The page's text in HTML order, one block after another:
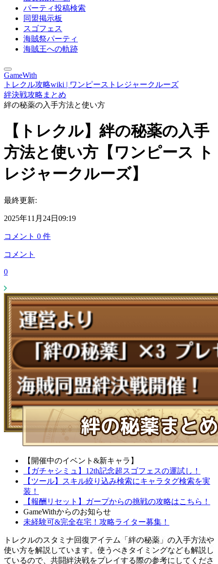
パーティ投稿検索
同盟掲示板
スゴフェス
海賊祭パーティ
海賊王への軌跡
GameWith
トレクル攻略wiki | ワンピーストレジャークルーズ
絆決戦攻略まとめ
絆の秘薬の入手方法と使い方
【トレクル】絆の秘薬の入手
方法と使い方【ワンピース ト
レジャークルーズ】
最終更新:
2025年11月24日09:19
コメント 0 件
コメント
0
【開催中のイベント&新キャラ】
【ガチャシミュ】12th記念超スゴフェスの運試し！
【ツール】スキル絞り込み検索にキャラタグ検索を実
装！
【報酬リセット】ガープからの挑戦の攻略はこちら！
GameWithからのお知らせ
未経験可&完全在宅！攻略ライター募集！
トレクルのスタミナ回復アイテム「絆の秘薬」の入手方法や
使い方を解説しています。使うべきタイミングなども解説し
ているので、共闘絆決戦をプレイする際の参考にしてくださ